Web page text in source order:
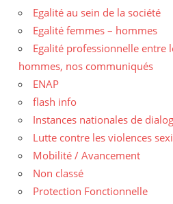
Egalité au sein de la société
Egalité femmes – hommes
Egalité professionnelle entre
hommes, nos communiqués
ENAP
flash info
Instances nationales de
Lutte contre les violences
Mobilité / Avancement
Non classé
Protection Fonctionnelle